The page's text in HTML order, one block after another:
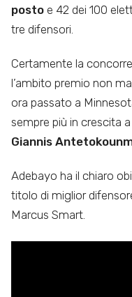
posto e 42 dei 100
tre difensori.
Certamente la
l’ambito premio non
ora passato a
sempre più in crescita
Giannis
Adebayo ha il chiaro
titolo di miglior
Marcus Smart.